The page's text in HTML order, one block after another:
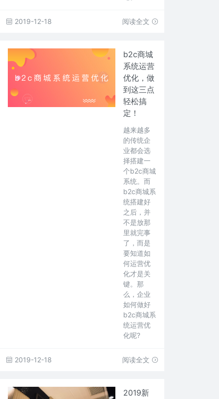
2019-12-18 阅读全文
b2c商城
系统运营
优化，做
到这三点
轻松搞
定！
越来越多
的传统企
业都会选
择搭建一
个b2c商城
系统。而
b2c商城系
统搭建好
之后，并
不是放那
里就完事
了，而是
要知道如
何运营优
化才是关
键。那
么，企业
如何做好
b2c商城系
统运营优
化呢?
2019-12-18 阅读全文
2019新